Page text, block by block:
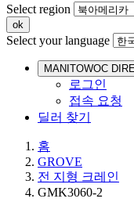
Select region
Select your language
MANITOWOC
로그인
접속 요청
딜러 찾기
홈
GROVE
전 지형 크레인
GMK3060-2